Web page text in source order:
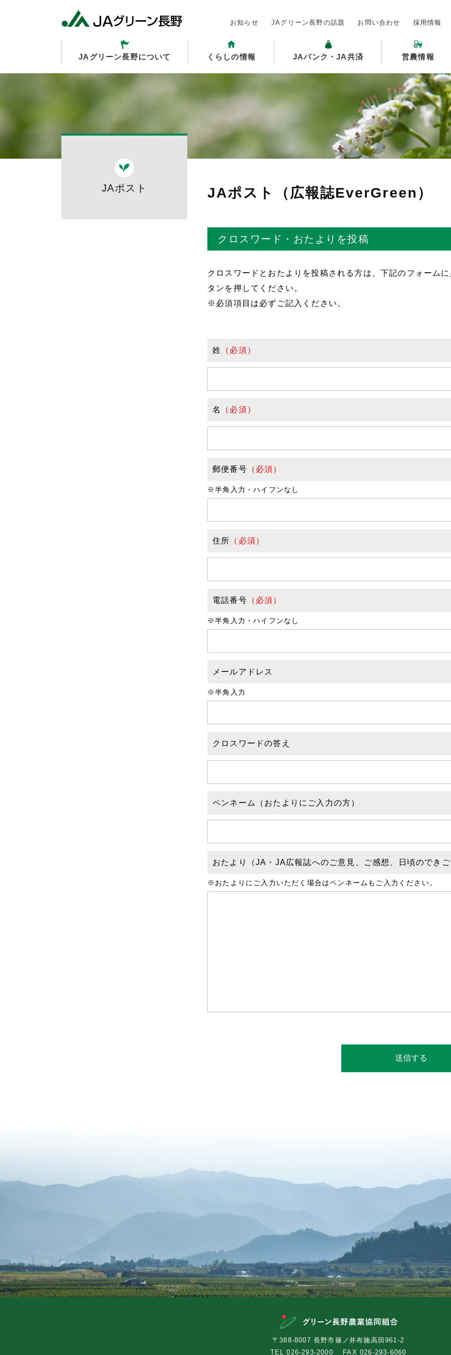
お知らせ JAグリーン長野の話題 お問い合わせ 採用情報
JAグリーン長野について くらしの情報 JAバンク・JA共済 営農情報
JAポスト（広報誌EverGreen）
クロスワード・おたよりを投稿
クロスワードとおたよりを投稿される方は、下記のフォーム
タンを押してください。
※必須項目は必ずご記入ください。
姓
名
郵便番号
※半角入力・ハイフンなし
住所
電話番号
※半角入力・ハイフンなし
メールアドレス
※半角入力
クロスワードの答え
ペンネーム（おたよりにご入力の方）
おたより（JA・JA広報誌へのご意見、ご感想、日頃のできご
※おたよりにご入力いただく場合はペンネームもご入力ください。
JAポスト
〒388-8007 長野市篠ノ井布施高田961-2
TEL026-293-2000 FAX 026-293-6060